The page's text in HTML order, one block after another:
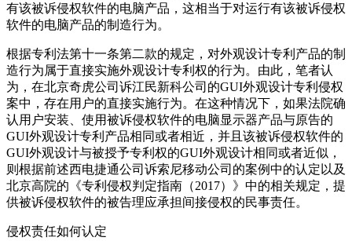
有该被诉侵权软件的电脑产品，这相当于对运行有该被诉侵权
软件的电脑产品的制造行为。
根据专利法第十一条第二款的规定，对外观设计专利产品的制
造行为属于直接实施外观设计专利权的行为。由此，笔者认
为，在北京奇虎公司诉江民新科公司的GUI外观设计专利侵权
案中，存在用户的直接实施行为。在这种情况下，如果法院确
认用户安装、使用被诉侵权软件的电脑显示器产品与原告的
GUI外观设计专利产品相同或者相近，并且该被诉侵权软件的
GUI外观设计与被授予专利权的GUI外观设计相同或者近似，
则根据前述西电捷通公司诉索尼移动公司的案例中的认定以及
北京高院的《专利侵权判定指南（2017）》中的相关规定，提
供被诉侵权软件的被告理应承担间接侵权的民事责任。
侵权责任如何认定